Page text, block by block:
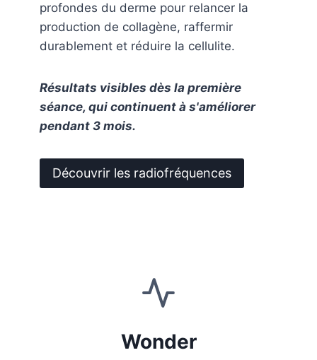
profondes du derme pour relancer la
production de collagène, raffermir
durablement et réduire la cellulite.
Résultats visibles dès la première
séance, qui continuent à s'améliorer
pendant 3 mois.
Découvrir les radiofréquences
Wonder